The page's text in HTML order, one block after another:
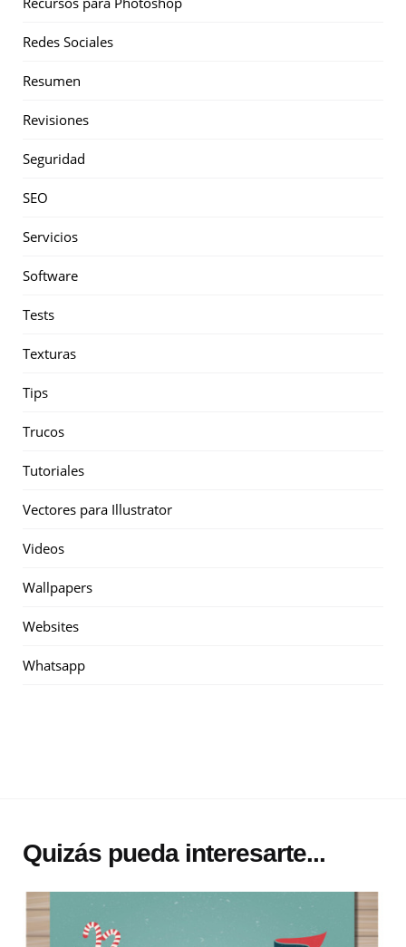
Redes Sociales
Resumen
Revisiones
Seguridad
SEO
Servicios
Software
Tests
Texturas
Tips
Trucos
Tutoriales
Vectores para Illustrator
Videos
Wallpapers
Websites
Whatsapp
Quizás pueda interesarte...